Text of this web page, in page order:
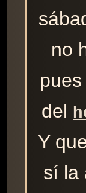
no
del
Y
sí la